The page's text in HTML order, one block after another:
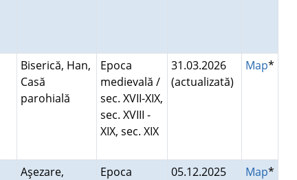
Biserică, Han,
Casă
parohială
Epoca
medievală /
sec. XVII-XIX,
sec. XVIII -
XIX, sec. XIX
31.03.2026
(actualizată)
Map*
Aşezare,
Epoca
05.12.2025
Map*